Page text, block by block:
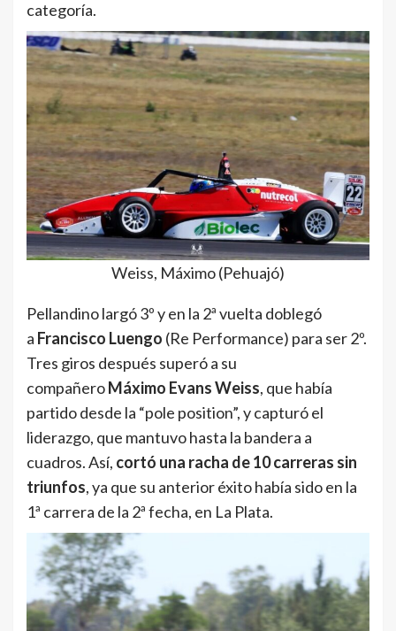
categoría.
Weiss, Máximo (Pehuajó)
Pellandino largó 3º y en la 2ª vuelta doblegó
a Francisco Luengo (Re Performance) para ser 2º.
Tres giros después superó a su
compañeroMáximo Evans Weiss, que había
partido desde la “pole position”, y capturó el
liderazgo, que mantuvo hasta la bandera a
cuadros. Así, cortó una racha de 10 carreras sin
triunfos, ya que su anterior éxito había sido en la
1ª carrera de la 2ª fecha, en La Plata.